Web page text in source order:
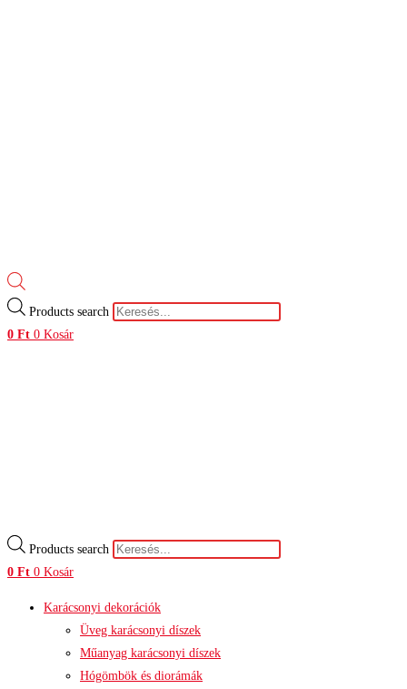
Products search
0 Ft 0 Kosár
Products search
0 Ft 0 Kosár
Karácsonyi dekorációk
Üveg karácsonyi díszek
Műanyag karácsonyi díszek
Hógömbök és diorámák